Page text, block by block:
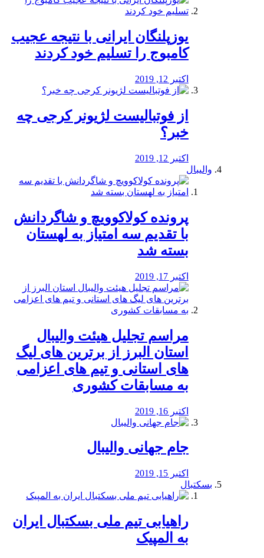
یوزپلنگان ایرانی با نتیجه عجیب
کامبوج را تسلیم خود کردند
اکتبر 12, 2019
از فوتبالیست لژیونر کرجی چه
خبر؟
اکتبر 12, 2019
والیبال
پرونده کولاکوویچ و شاگردانش
با تقدیم سه امتیاز به لهستان
بسته شد
اکتبر 17, 2019
مراسم تجلیل هیئت والیبال
استان البرز از برترین های لیگ
های استانی و تیم های اعزامی
به مسابقات کشوری
اکتبر 16, 2019
جام جهانی والیبال
اکتبر 15, 2019
بسکتبال
راهیابی تیم ملی بسکتبال ایران
به المپیک